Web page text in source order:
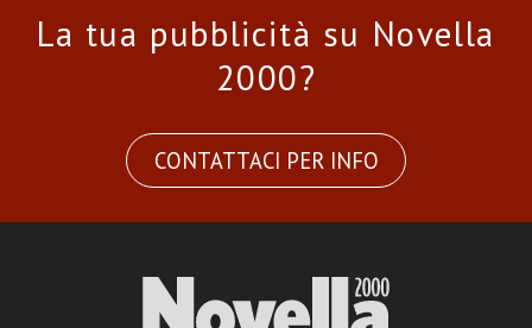
La tua pubblicità su Novella
2000?
CONTATTACI PER INFO